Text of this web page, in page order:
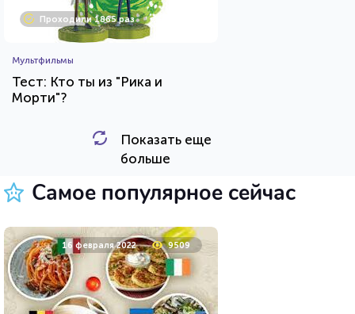
Проходили 1865 раз
Мультфильмы
Тест: Кто ты из "Рика и
Морти"?
HTML - код
8 апреля 2021 53737
Показать еще
больше
Самое популярное сейчас
16 февраля 2022 9509